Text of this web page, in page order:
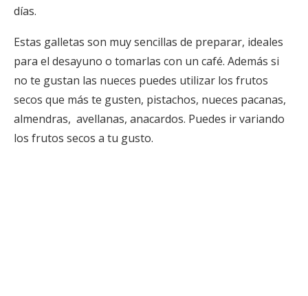
días.
Estas galletas son muy sencillas de preparar, ideales
para el desayuno o tomarlas con un café. Además si
no te gustan las nueces puedes utilizar los frutos
secos que más te gusten, pistachos, nueces pacanas,
almendras, avellanas, anacardos. Puedes ir variando
los frutos secos a tu gusto.